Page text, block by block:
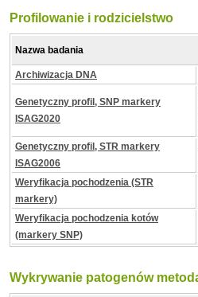
Profilowanie i rodzicielstwo
Nazwa badania
Archiwizacja DNA
Genetyczny profil, SNP markery
ISAG2020
Genetyczny profil, STR markery
ISAG2006
Weryfikacja pochodzenia (STR
markery)
Weryfikacja pochodzenia kotów
(markery SNP)
Wykrywanie patogenów